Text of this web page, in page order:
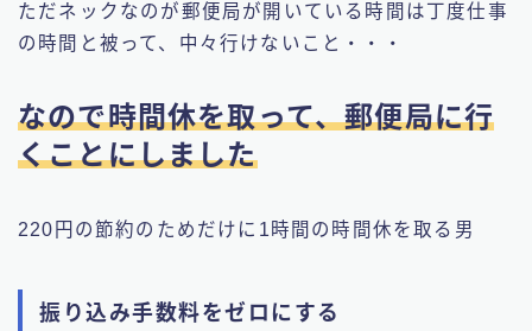
ただネックなのが郵便局が開いている時間は丁度仕事
の時間と被って、中々行けないこと・・・
なので時間休を取って、郵便局に行
くことにしました
220円の節約のためだけに1時間の時間休を取る男
振り込み手数料をゼロにする